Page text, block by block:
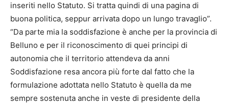
inseriti nello Statuto. Si tratta quindi di una pagina di
buona politica, seppur arrivata dopo un lungo travaglio”.
“Da parte mia la soddisfazione è anche per la provincia di
Belluno e per il riconoscimento di quei principi di
autonomia che il territorio attendeva da anni
Soddisfazione resa ancora più forte dal fatto che la
formulazione adottata nello Statuto è quella da me
sempre sostenuta anche in veste di presidente della